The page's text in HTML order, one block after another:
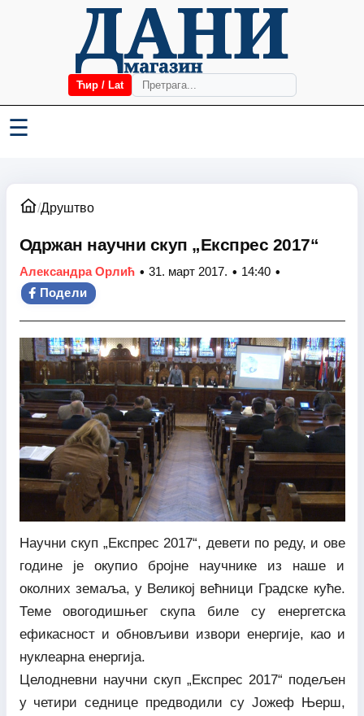
Ћир / Lat
☰
/Друштво
Одржан научни скуп „Експрес 2017“
Александра Орлић • 31. март 2017. • 14:40 •
Подели
Научни скуп „Експрес 2017“, девети по реду, и ове
године је окупио бројне научнике из наше и
околних земаља, у Великој већници Градске куће.
Теме овогодишњег скупа биле су енергетска
ефикасност и обновљиви извори енергије, као и
нуклеарна енергија.
Целодневни научни скуп „Експрес 2017“ подељен
у четири седнице предводили су Јожеф Њерш,